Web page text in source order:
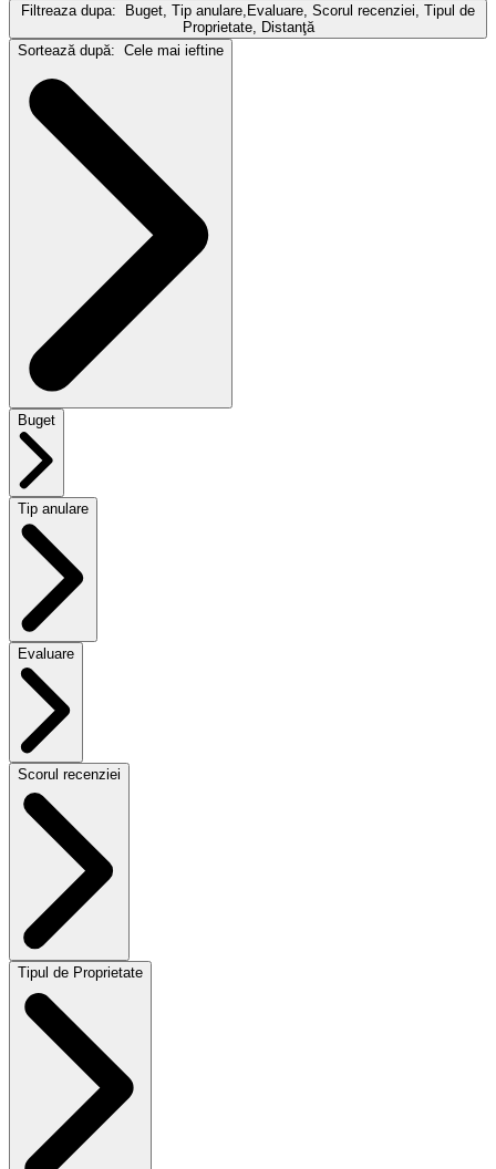
Filtreaza dupa: Buget, Tip anulare,Evaluare, Scorul recenziei, Tipul de
Proprietate, Distanţă
Sortează după: Cele mai ieftine
Buget
Tip anulare
Evaluare
Scorul recenziei
Tipul de Proprietate